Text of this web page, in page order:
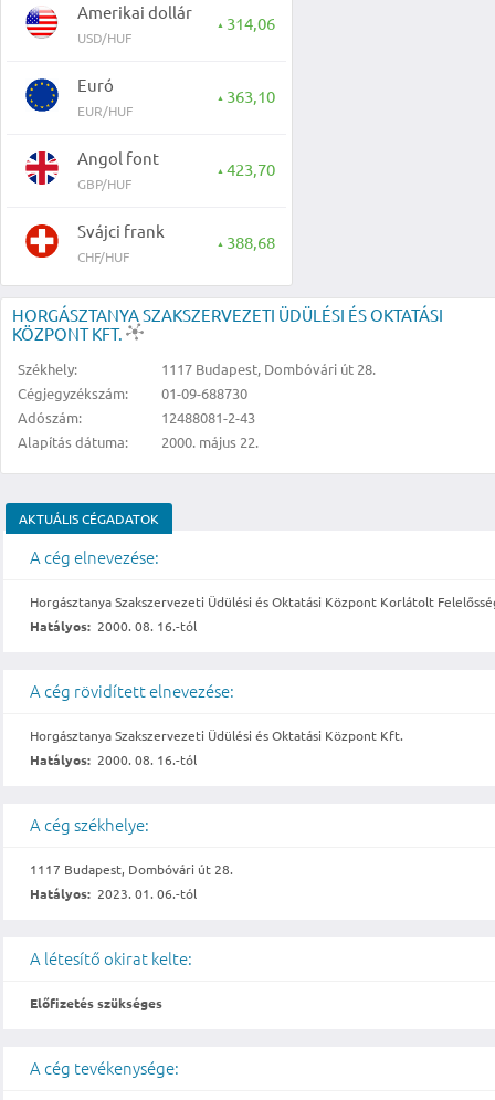
Amerikai dollár
USD/HUF
▲ 314,06
Euró
EUR/HUF
▲ 363,10
Angol font
GBP/HUF
▲ 423,70
Svájci frank
CHF/HUF
▲ 388,68
HORGÁSZTANYA SZAKSZERVEZETI ÜDÜLÉSI ÉS OKTATÁSI
KÖZPONT KFT.
Székhely:
1117 Budapest, Dombóvári út 28.
Cégjegyzékszám:
01-09-688730
Adószám:
12488081-2-43
Alapítás dátuma:
2000. május 22.
AKTUÁLIS CÉGADATOK
A cég elnevezése:
Horgásztanya Szakszervezeti Üdülési és Oktatási Központ Korlátolt
Hatályos: 2000. 08. 16.-tól
A cég rövidített elnevezése:
Horgásztanya Szakszervezeti Üdülési és Oktatási Központ Kft.
Hatályos: 2000. 08. 16.-tól
A cég székhelye:
1117 Budapest, Dombóvári út 28.
Hatályos: 2023. 01. 06.-tól
A létesítő okirat kelte:
Előfizetés szükséges
A cég tevékenysége: